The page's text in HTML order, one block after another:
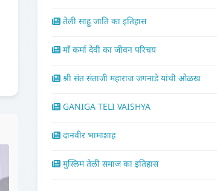
तेली साहु जाति का इतिहास
माँ कर्मा देवी का जीवन परिचय
श्री संत संताजी महाराज जगनाडे यांची ओळख
GANIGA TELI VAISHYA
दानवीर भामाशाह
मुस्लिम तेली समाज का इतिहास